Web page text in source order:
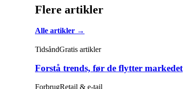
Flere artikler
Alle artikler →
TidsåndGratis artikler
Forstå trends, før de flytter markedet
ForbrugRetail & e-tail